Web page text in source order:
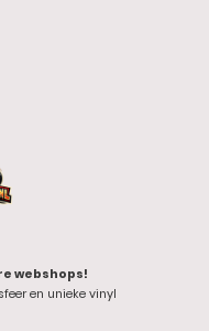
webshops!
en unieke vinyl